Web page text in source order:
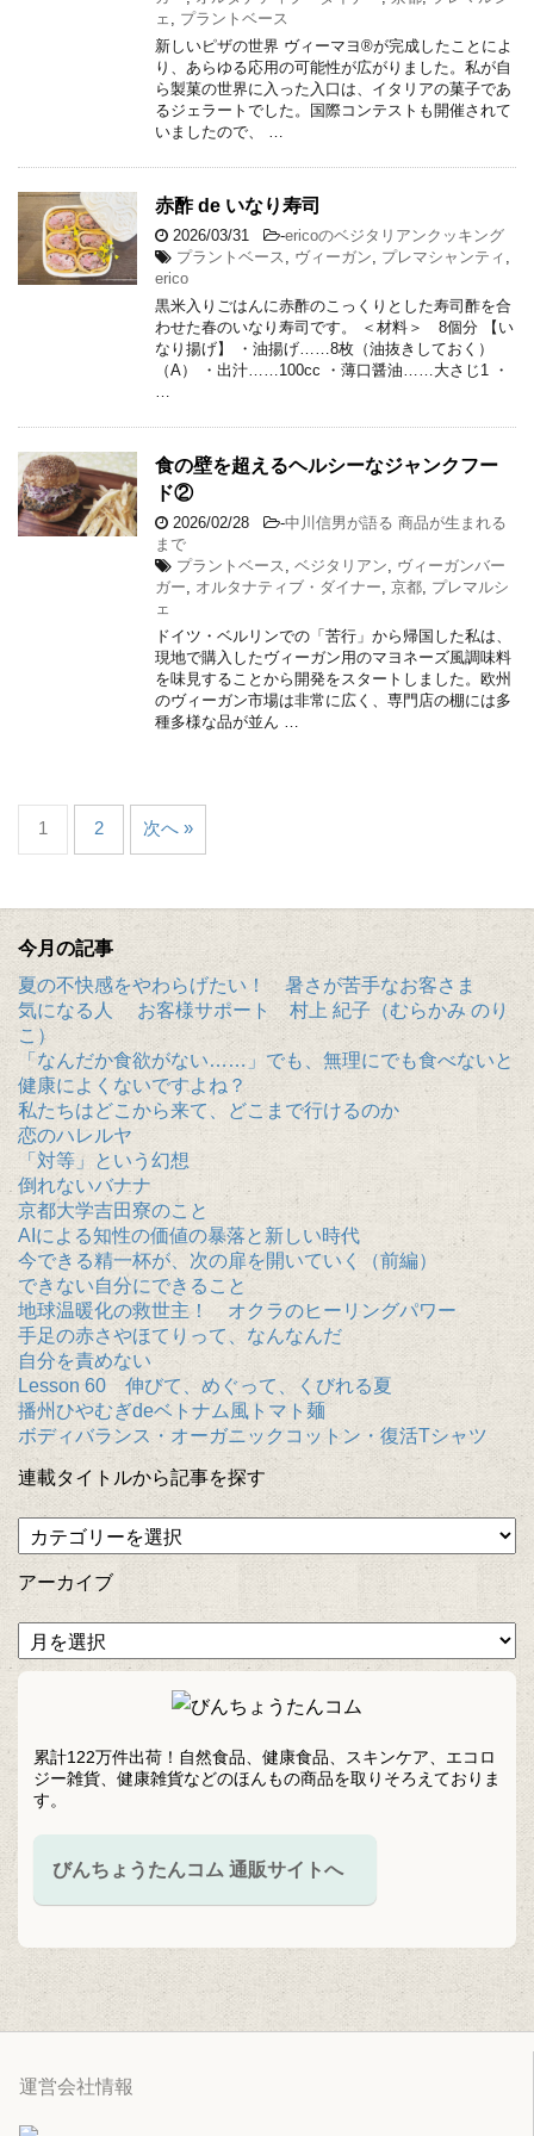
ェ , プラントベース
新しいピザの世界 ヴィーマヨ®が完成したことによ
り、あらゆる応用の可能性が広がりました。私が自
ら製菓の世界に入った入口は、イタリアの菓子であ
るジェラートでした。国際コンテストも開催されて
いましたので、 …
赤酢 de いなり寿司
2026/03/31 -ericoのベジタリアンクッキング
プラントベース , ヴィーガン, プレマシャンティ ,
erico
黒米入りごはんに赤酢のこっくりとした寿司酢を合
わせた春のいなり寿司です。 ＜材料＞ 8個分 【い
なり揚げ】 ・油揚げ……8枚（油抜きしておく）
（A） ・出汁……100cc ・薄口醤油……大さじ1 ・
…
食の壁を超えるヘルシーなジャンクフー
ド②
2026/02/28 -中川信男が語る 商品が生まれる
まで
プラントベース , ベジタリアン, ヴィーガンバー
ガー, オルタナティブ・ダイナー, 京都, プレマルシ
ェ
ドイツ・ベルリンでの「苦行」から帰国した私は、
現地で購入したヴィーガン用のマヨネーズ風調味料
を味見することから開発をスタートしました。欧州
のヴィーガン市場は非常に広く、専門店の棚には多
種多様な品が並ん …
1 2 次へ »
今月の記事
夏の不快感をやわらげたい！ 暑さが苦手なお客さま
気になる人 お客様サポート 村上 紀子（むらかみ のり
こ）
「なんだか食欲がない……」でも、無理にでも食べないと
健康によくないですよね？
私たちはどこから来て、どこまで行けるのか
恋のハレルヤ
「対等」という幻想
倒れないバナナ
京都大学吉田寮のこと
AIによる知性の価値の暴落と新しい時代
今できる精一杯が、次の扉を開いていく（前編）
できない自分にできること
地球温暖化の救世主！ オクラのヒーリングパワー
手足の赤さやほてりって、なんなんだ
自分を責めない
Lesson 60 伸びて、めぐって、くびれる夏
播州ひやむぎdeベトナム風トマト麺
ボディバランス・オーガニックコットン・復活Tシャツ
連載タイトルから記事を探す
アーカイブ
累計122万件出荷！自然食品、健康食品、スキンケア、エコロ
ジー雑貨、健康雑貨などのほんもの商品を取りそろえておりま
す。
びんちょうたんコム 通販サイトへ
運営会社情報